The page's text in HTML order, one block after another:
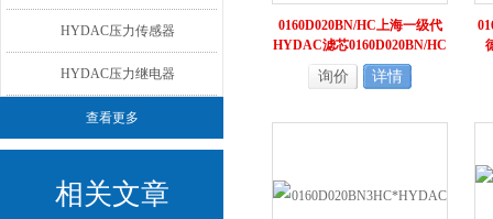
HYDAC压力传感器
HYDAC压力继电器
查看更多
相关文章
0160D020BN/HC上海一级代
HYDAC滤芯0160D020BN/HC
询价 详情